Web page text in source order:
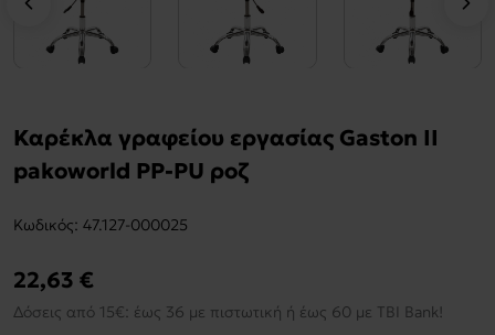
Καρέκλα γραφείου εργασίας Gaston II
pakoworld PP-PU ροζ
Kωδικός: 47.127-000025
22,63 €
Δόσεις από 15€: έως 36 με πιστωτική ή έως 60 με TBI Bank!